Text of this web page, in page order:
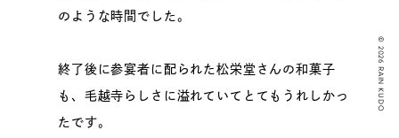
のような時間でした。
終了後に参宴者に配られた松栄堂さんの和菓子
も、毛越寺らしさに溢れていてとてもうれしかっ
たです。
© 2026 RAIN KUDO